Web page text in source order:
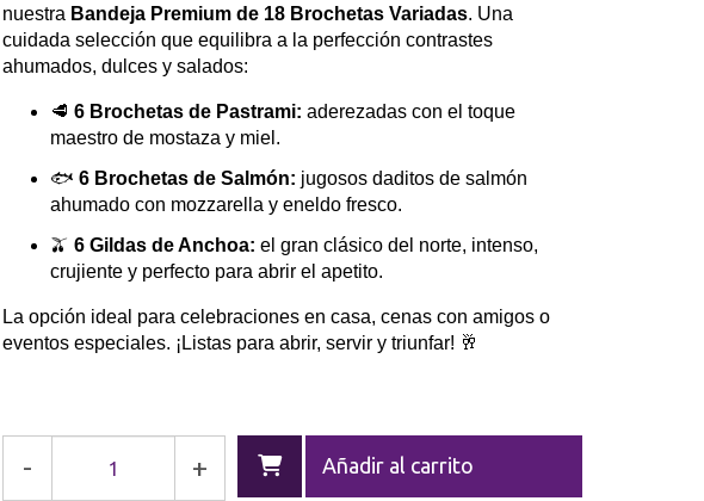
nuestra Bandeja Premium de 18 Brochetas Variadas. Una
cuidada selección que equilibra a la perfección contrastes
ahumados, dulces y salados:
🥩6 Brochetas de Pastrami: aderezadas con el toque
maestro de mostaza y miel.
🐟6 Brochetas de Salmón: jugosos daditos de salmón
ahumado con mozzarella y eneldo fresco.
🫒6 Gildas de Anchoa: el gran clásico del norte, intenso,
crujiente y perfecto para abrir el apetito.
La opción ideal para celebraciones en casa, cenas con amigos o
eventos especiales. ¡Listas para abrir, servir y triunfar! 🥂
- + Añadir al carrito